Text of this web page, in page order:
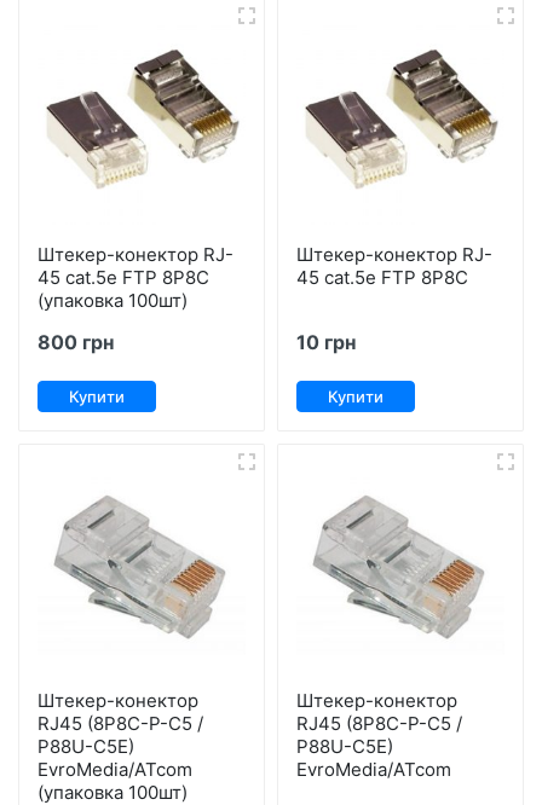
Штекер-конектор RJ-
45 cat.5е FTP 8P8C
(упаковка 100шт)
800 грн
Купити
Штекер-конектор RJ-
45 cat.5е FTP 8P8C
10 грн
Купити
Штекер-конектор
RJ45 (8Р8С-Р-С5 /
P88U-C5E)
EvroMedia/ATcom
(упаковка 100шт)
Штекер-конектор
RJ45 (8Р8С-Р-С5 /
P88U-C5E)
EvroMedia/ATcom